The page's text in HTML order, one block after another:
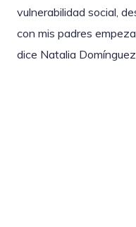
vulnerabilidad social,
con mis padres
dice Natalia Domínguez.